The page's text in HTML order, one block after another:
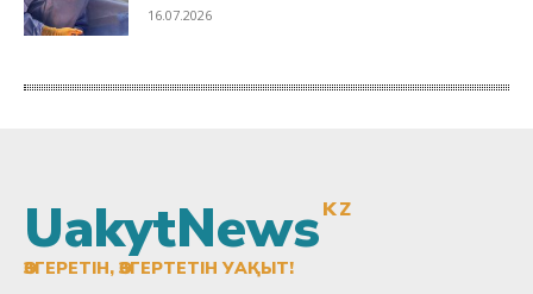
UakytNewsKZ
ӨЗГЕРЕТІН, ӨЗГЕРТЕТІН УАҚЫТ!